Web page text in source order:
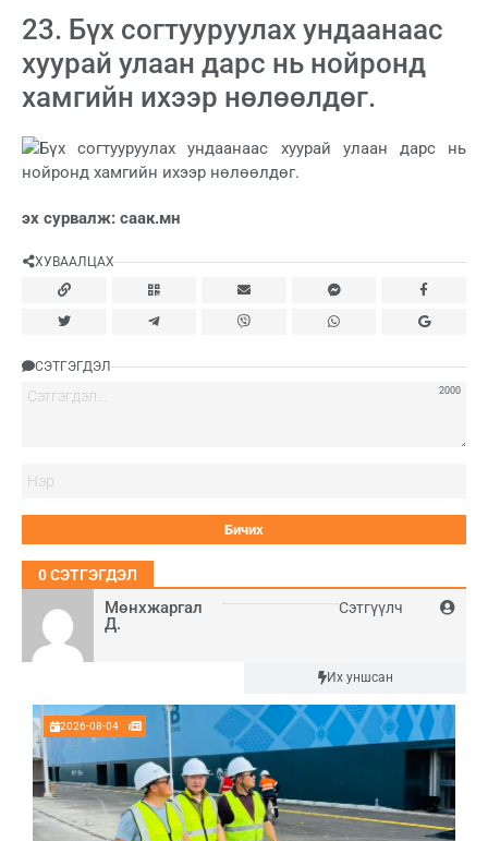
Мөнхжаргал
Д.
Сэтгүүлч
Их уншсан
2026-08-04
23. Бүх согтууруулах ундаанаас
хуурай улаан дарс нь нойронд
хамгийн ихээр нөлөөлдөг.
эх сурвалж: саак.мн
ХУВААЛЦАХ
СЭТГЭГДЭЛ
2000
0СЭТГЭГДЭЛ